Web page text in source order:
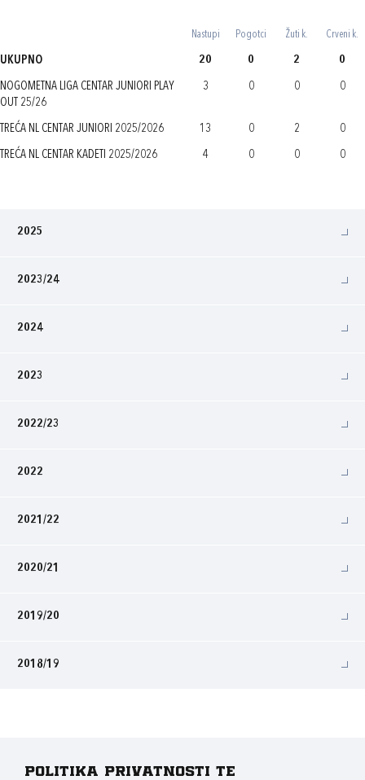
Nastupi Pogotci Žuti k. Crveni k.
UKUPNO 20 0 2 0
NOGOMETNA LIGA CENTAR JUNIORI PLAY
OUT 25/26
3 0 0 0
TREĆA NL CENTAR JUNIORI 2025/2026 13 0 2 0
TREĆA NL CENTAR KADETI 2025/2026 4 0 0 0
2025
2023/24
2024
2023
2022/23
2022
2021/22
2020/21
2019/20
2018/19
Politika privatnosti te